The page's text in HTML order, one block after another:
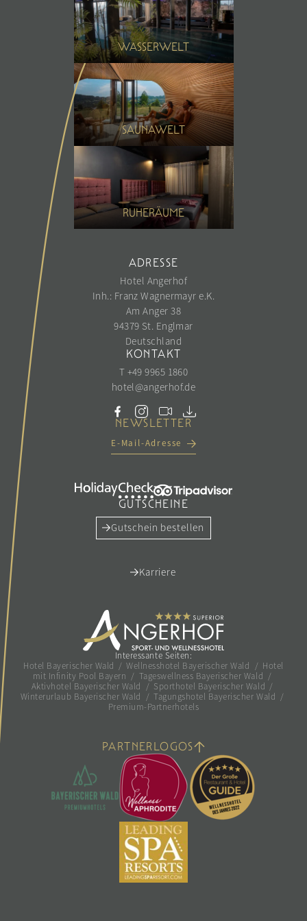
Porscheausfahrt
WASSERWELT
SAUNAWELT
RUHERÄUME
ADRESSE
Hotel Angerhof
Inh.: Franz Wagnermayr e.K.
Am Anger 38
94379 St. Englmar
Deutschland
KONTAKT
T +49 9965 1860
hotel@angerhof.de
NEWSLETTER
E-Mail-Adresse
GUTSCHEINE
Gutschein bestellen
Karriere
Interessante Seiten:
Hotel Bayerischer Wald
/ Wellnesshotel Bayerischer Wald / Hotel
mit Infinity Pool Bayern / Tageswellness Bayerischer Wald
/
Aktivhotel Bayerischer Wald
/ Sporthotel Bayerischer Wald /
Winterurlaub Bayerischer Wald
/ Tagungshotel Bayerischer Wald
/
Premium-Partnerhotels
PARTNERLOGOS